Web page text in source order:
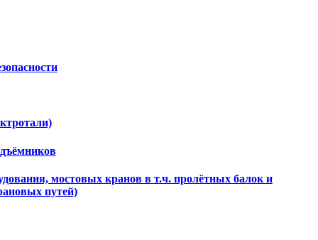
мостовых кранов в т.ч. пролётных балок и
путей)